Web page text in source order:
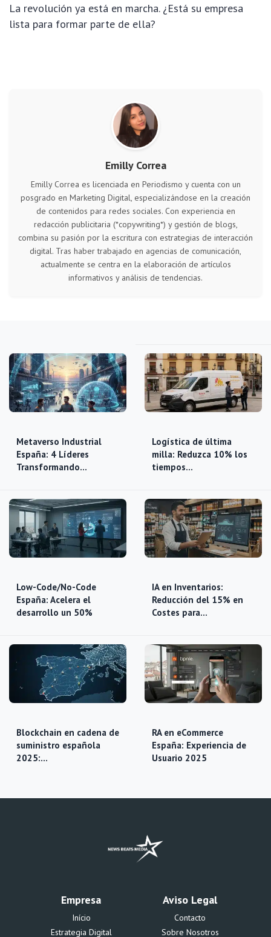
La revolución ya está en marcha. ¿Está su empresa
lista para formar parte de ella?
Emilly Correa
Emilly Correa es licenciada en Periodismo y cuenta con un
posgrado en Marketing Digital, especializándose en la creación
de contenidos para redes sociales. Con experiencia en
redacción publicitaria (*copywriting*) y gestión de blogs,
combina su pasión por la escritura con estrategias de interacción
digital. Tras haber trabajado en agencias de comunicación,
actualmente se centra en la elaboración de artículos
informativos y análisis de tendencias.
Metaverso Industrial
España: 4 Líderes
Transformando…
Logística de última
milla: Reduzca 10% los
tiempos…
Low-Code/No-Code
España: Acelera el
desarrollo un 50%
IA en Inventarios:
Reducción del 15% en
Costes para…
Blockchain en cadena de
suministro española
2025:…
RA en eCommerce
España: Experiencia de
Usuario 2025
Empresa
Início
Estrategia Digital
Aviso Legal
Contacto
Sobre Nosotros